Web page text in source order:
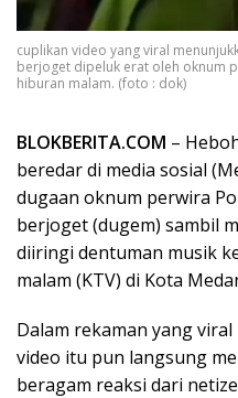
cuplikan video yang viral
berjoget dipeluk erat oleh oknum
hiburan malam. (foto : dok)
BLOKBERITA.COM –
beredar di media sosial
dugaan oknum perwira
berjoget (dugem) sambil
diiringi dentuman musik
malam (KTV) di Kota
Dalam rekaman yang viral
video itu pun langsung
beragam reaksi dari